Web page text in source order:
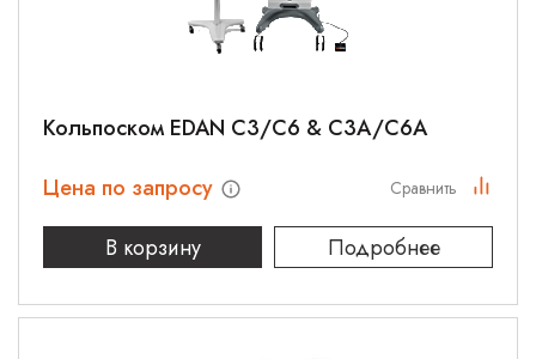
Кольпоском EDAN C3/C6 & C3A/C6A
Цена по запросу
В корзину
Подробнее
Сравнить